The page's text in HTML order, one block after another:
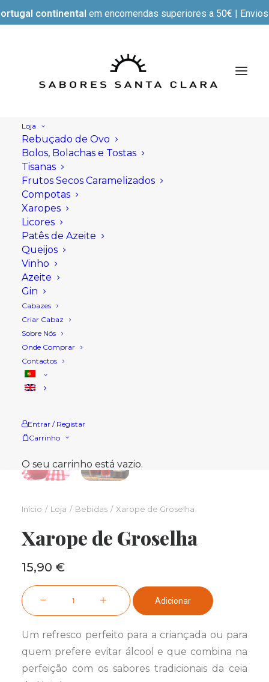
continental em encomendas superiores a 50€ |
Loja
Rebuçado de Ovo
Bolos, Bolachas e Tostas
Tisanas
Frutos Secos Caramelizados
Compotas
Xaropes
Licores
Patês de Azeite
Queijos
Vinho
Azeite
Gin
Cabazes
Criar Cabaz
Sobre Nós
Onde Comprar
Contactos
Entrar / Registar
Carrinho
O seu carrinho está vazio.
Início Loja Bebidas Xarope de Groselha
Xarope de Groselha
15,90 €
Quantidade
de
Xarope
Groselha
Adicionar
Um refresco perfeito para a criançada ou para
quem prefere evitar álcool e que combina na
perfeição com os sabores tradicionais da ceia